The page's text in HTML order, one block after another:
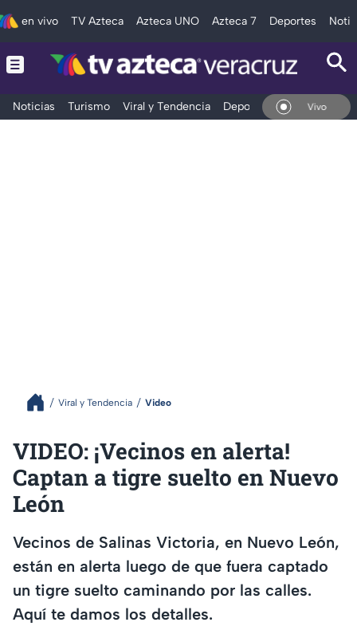
en vivo TV Azteca Azteca UNO Azteca 7 Deportes
Noticias Turismo Viral y Tendencia Deportes Espectáculos
En Vivo
Viral y Tendencia Video
VIDEO: ¡Vecinos en alerta!
Captan a tigre suelto en Nuevo
León
Vecinos de Salinas Victoria, en Nuevo León,
están en alerta luego de que fuera captado
un tigre suelto caminando por las calles.
Aquí te damos los detalles.